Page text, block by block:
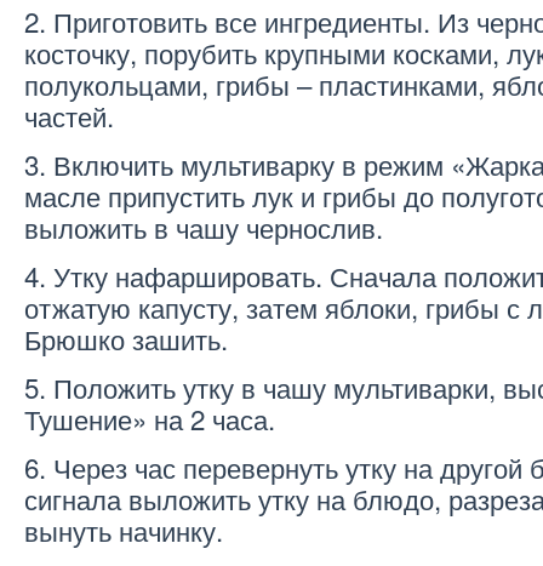
2. Приготовить все ингредиенты. Из
косточку, порубить крупными косками,
полукольцами, грибы – пластинками,
частей.
3. Включить мультиварку в режим
масле припустить лук и грибы до
выложить в чашу чернослив.
4. Утку нафаршировать. Сначала
отжатую капусту, затем яблоки, грибы с
Брюшко зашить.
5. Положить утку в чашу мультиварки,
Тушение» на 2 часа.
6. Через час перевернуть утку на другой
сигнала выложить утку на блюдо,
вынуть начинку.